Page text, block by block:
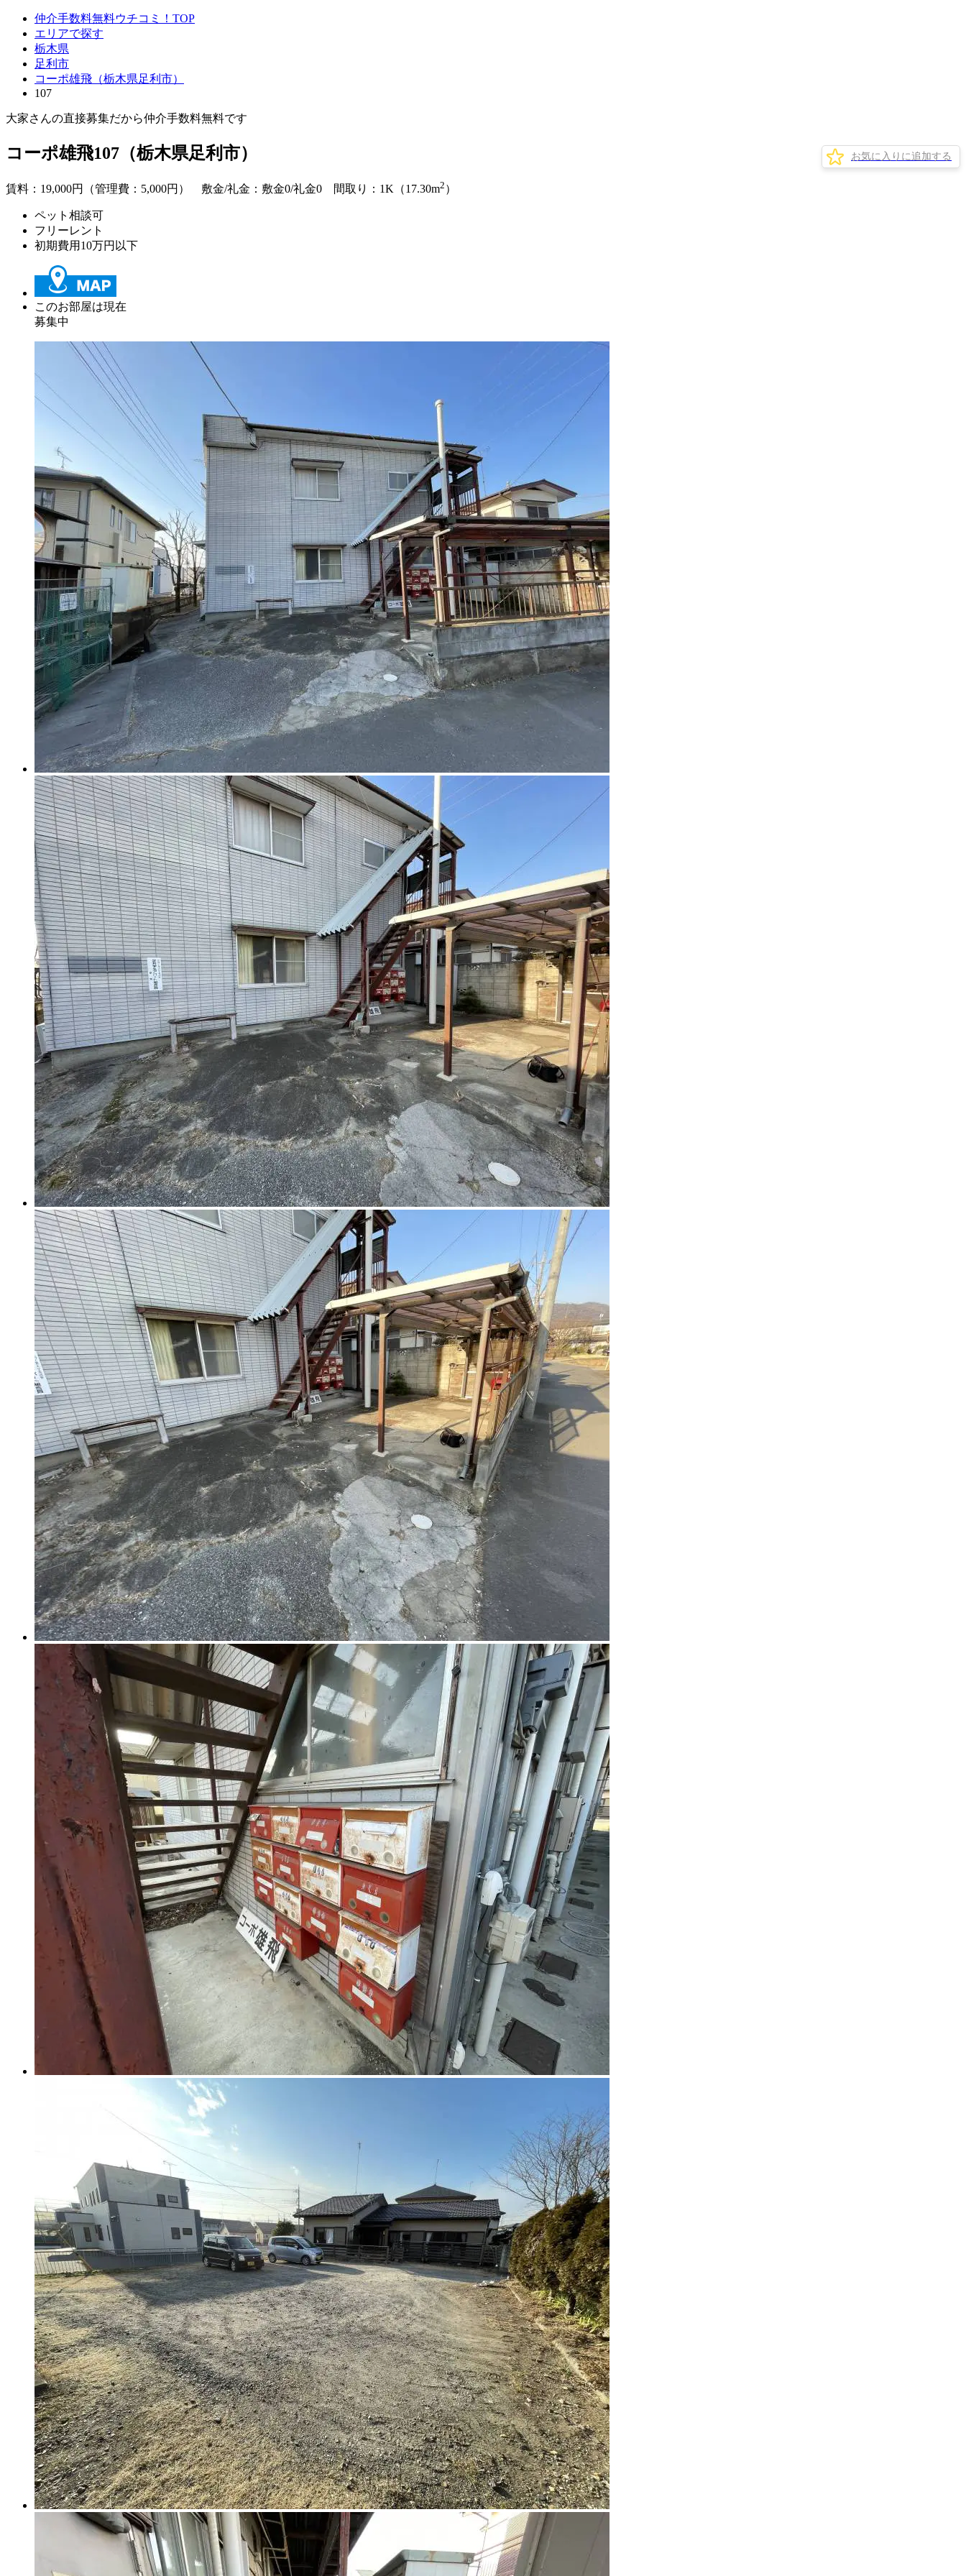
仲介手数料無料ウチコミ！TOP
エリアで探す
栃木県
足利市
コーポ雄飛（栃木県足利市）
107
大家さんの直接募集だから仲介手数料無料です
コーポ雄飛107（栃木県足利市） お気に入りに追加する
賃料： 19,000円（管理費：5,000円） 敷金/礼金： 敷金0/礼金0 間取り：1K（17.30m2 ）
ペット相談可
フリーレント
初期費用10万円以下
このお部屋は現在
募集中